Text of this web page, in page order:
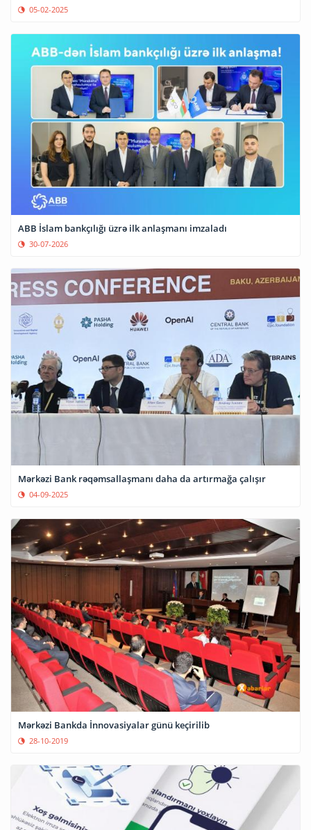
05-02-2025
ABB İslam bankçılığı üzrə ilk anlaşmanı imzaladı
30-07-2026
Mərkəzi Bank rəqəmsallaşmanı daha da artırmağa çalışır
04-09-2025
Mərkəzi Bankda İnnovasiyalar günü keçirilib
28-10-2019